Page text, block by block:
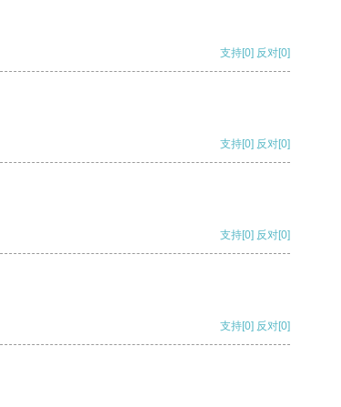
支持[0] 反对[0]
支持[0] 反对[0]
支持[0] 反对[0]
支持[0] 反对[0]